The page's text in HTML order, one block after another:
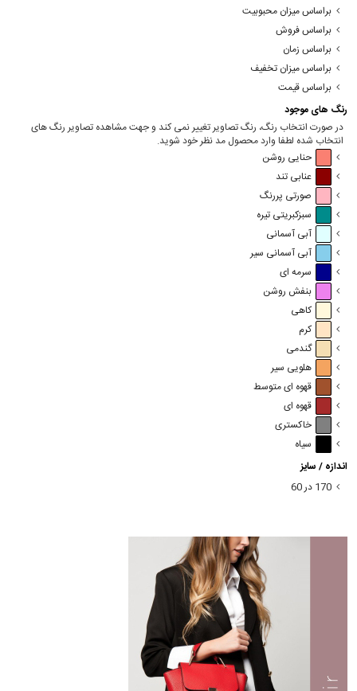
براساس میزان محبوبیت
براساس فروش
براساس زمان
براساس میزان تخفیف
براساس قیمت
رنگ های موجود
در صورت انتخاب رنگ، رنگ تصاویر تغییر نمی کند و جهت مشاهده تصاویر رنگ های
انتخاب شده لطفا وارد محصول مد نظر خود شوید.
حنایی روشن
عنابی تند
صورتی پررنگ
سبزکبریتی تیره
آبی آسمانی
آبی آسمانی سیر
سرمه ای
بنفش روشن
کاهی
کرم
گندمی
هلویی سیر
قهوه ای متوسط
قهوه ای
خاکستری
سیاه
اندازه / سایز
170 در 60